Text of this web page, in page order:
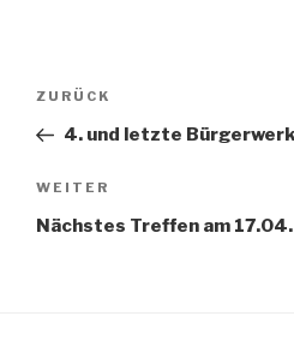
Beitragsnavigation
Vorheriger
Beitrag
ZURÜCK
4. und letzte
Nächster
Beitrag
WEITER
Nächstes Treffen am